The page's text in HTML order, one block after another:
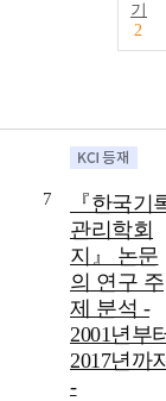
기
2
7
『한국기
관리학회
지』 논문
의 연구 주
제 분석 -
2001년부
2017년까
-